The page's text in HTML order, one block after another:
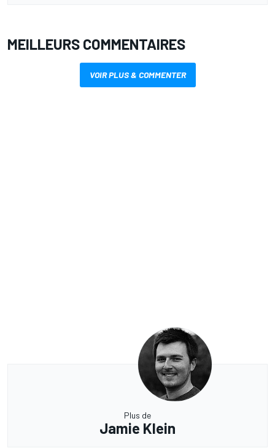
MEILLEURS COMMENTAIRES
VOIR PLUS & COMMENTER
Plus de
Jamie Klein